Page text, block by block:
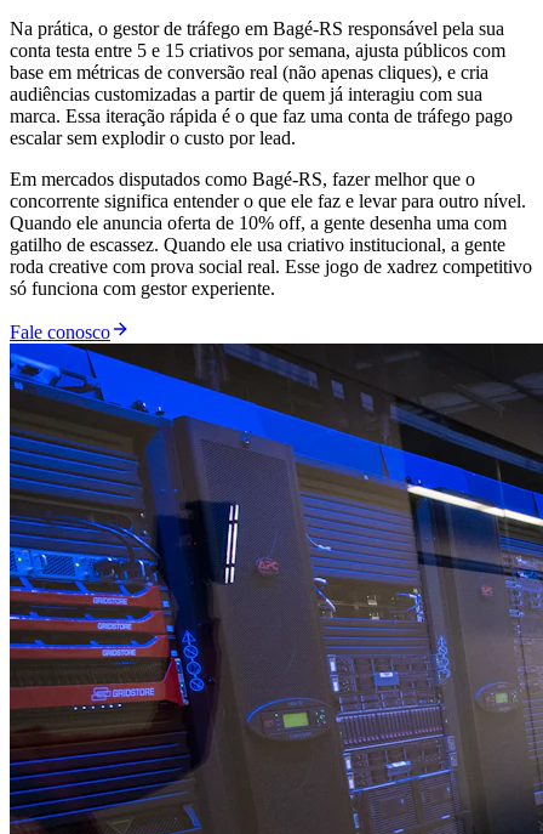
Na prática, o gestor de tráfego em Bagé-RS responsável pela sua
conta testa entre 5 e 15 criativos por semana, ajusta públicos com
base em métricas de conversão real (não apenas cliques), e cria
audiências customizadas a partir de quem já interagiu com sua
marca. Essa iteração rápida é o que faz uma conta de tráfego pago
escalar sem explodir o custo por lead.
Em mercados disputados como Bagé-RS, fazer melhor que o
concorrente significa entender o que ele faz e levar para outro nível.
Quando ele anuncia oferta de 10% off, a gente desenha uma com
gatilho de escassez. Quando ele usa criativo institucional, a gente
roda creative com prova social real. Esse jogo de xadrez competitivo
só funciona com gestor experiente.
Fale conosco